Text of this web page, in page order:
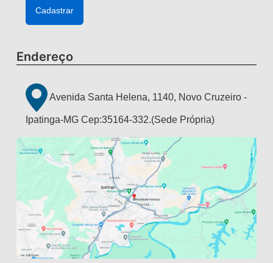
Endereço
Avenida Santa Helena, 1140, Novo Cruzeiro -
Ipatinga-MG Cep:35164-332.(Sede Própria)